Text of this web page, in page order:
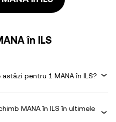
în ILS
pentru 1 MANA în ILS?
MANA în ILS în ultimele